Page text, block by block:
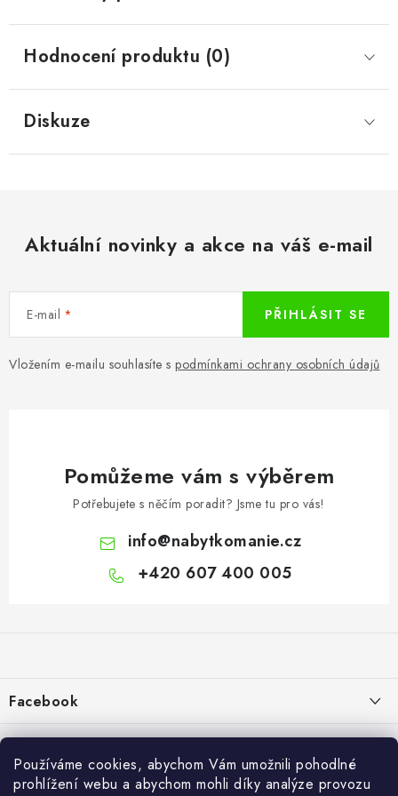
Používáme cookies, abychom Vám umožnili pohodlné
prohlížení webu a abychom mohli díky analýze provozu
Hodnocení produktu (0)
Diskuze
Aktuální novinky a akce na váš e-mail
E-mail
Vložením e-mailu souhlasíte s podmínkami ochrany osobních údajů
PŘIHLÁSIT SE
Pomůžeme vám s výběrem
Potřebujete s něčím poradit? Jsme tu pro vás!
info@nabytkomanie.cz
+420 607 400 005
a
í
Facebook
Vše o nákupu